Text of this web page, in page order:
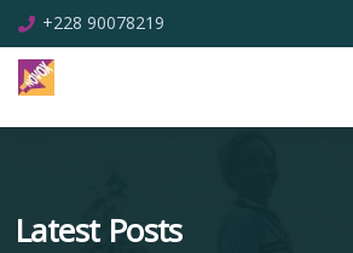
+228 90078219
Latest Posts